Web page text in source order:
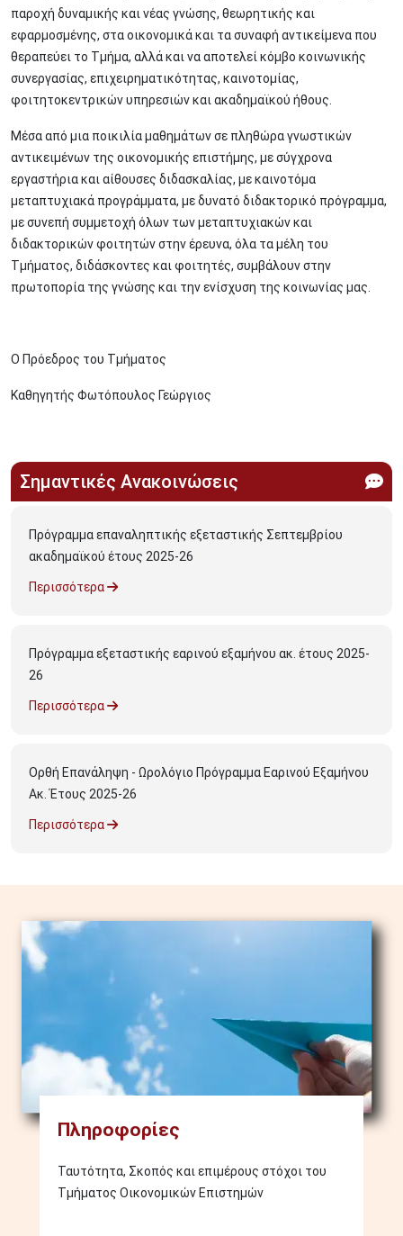
παροχή δυναμικής και νέας γνώσης, θεωρητικής και
εφαρμοσμένης, στα οικονομικά και τα συναφή αντικείμενα που
θεραπεύει το Τμήμα, αλλά και να αποτελεί κόμβο κοινωνικής
συνεργασίας, επιχειρηματικότητας, καινοτομίας,
φοιτητοκεντρικών υπηρεσιών και ακαδημαϊκού ήθους.
Μέσα από μια ποικιλία μαθημάτων σε πληθώρα γνωστικών
αντικειμένων της οικονομικής επιστήμης, με σύγχρονα
εργαστήρια και αίθουσες διδασκαλίας, με καινοτόμα
μεταπτυχιακά προγράμματα, με δυνατό διδακτορικό πρόγραμμα,
με συνεπή συμμετοχή όλων των μεταπτυχιακών και
διδακτορικών φοιτητών στην έρευνα, όλα τα μέλη του
Τμήματος, διδάσκοντες και φοιτητές, συμβάλουν στην
πρωτοπορία της γνώσης και την ενίσχυση της κοινωνίας μας.
Ο Πρόεδρος του Τμήματος
Καθηγητής Φωτόπουλος Γεώργιος
Σημαντικές Ανακοινώσεις
Πρόγραμμα επαναληπτικής εξεταστικής Σεπτεμβρίου
ακαδημαϊκού έτους 2025-26
Περισσότερα
Πρόγραμμα εξεταστικής εαρινού εξαμήνου ακ. έτους 2025-
26
Περισσότερα
Ορθή Επανάληψη - Ωρολόγιο Πρόγραμμα Εαρινού Εξαμήνου
Ακ. Έτους 2025-26
Περισσότερα
Image
Πληροφορίες
Ταυτότητα, Σκοπός και επιμέρους στόχοι του
Τμήματος Οικονομικών Επιστημών